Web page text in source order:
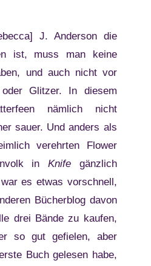
J. Anderson die
ist, muss man keine
und auch nicht vor
Glitzer. In diesem
nämlich nicht
sauer. Und anders als
verehrten Flower
in Knifegänzlich
es etwas vorschnell,
Bücherblog davon
drei Bände zu kaufen,
so gut gefielen, aber
Buch gelesen habe,